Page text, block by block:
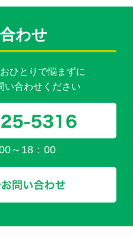
わせ
ひとりで悩まずに
い合わせください
～18：00